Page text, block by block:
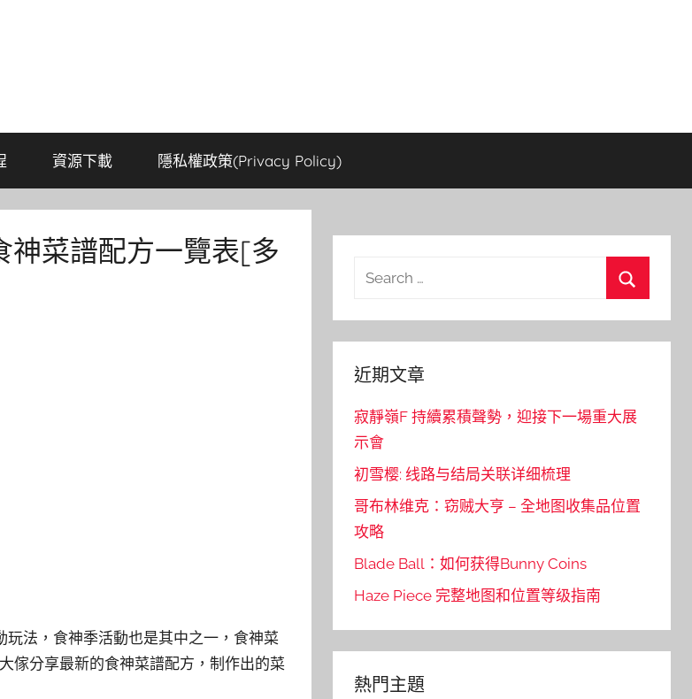
資源下載 隱私權政策(Privacy Policy)
神菜譜配方一覽表[多
法，食神季活動也是其中之一，食神菜
傢分享最新的食神菜譜配方，制作出的菜
Search
近期文章
寂靜嶺F 持續累積聲勢，迎接下一場重大展
示會
初雪樱: 线路与结局关联详细梳理
哥布林维克：窃贼大亨 – 全地图收集品位置
攻略
Blade Ball：如何获得Bunny Coins
Haze Piece 完整地图和位置等级指南
熱門主題